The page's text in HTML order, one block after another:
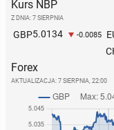
Kurs NBP
Z DNIA: 7 SIERPNIA
GBP5.0134 -0.0085
Forex
AKTUALIZACJA: 7 SIERPNIA, 22:00